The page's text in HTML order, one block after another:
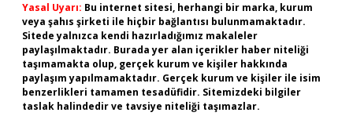
Yasal Uyarı: Bu internet sitesi, herhangi bir marka, kurum
veya şahıs şirketi ile hiçbir bağlantısı bulunmamaktadır.
Sitede yalnızca kendi hazırladığımız makaleler
paylaşılmaktadır. Burada yer alan içerikler haber niteliği
taşımamakta olup, gerçek kurum ve kişiler hakkında
paylaşım yapılmamaktadır. Gerçek kurum ve kişiler ile isim
benzerlikleri tamamen tesadüfidir. Sitemizdeki bilgiler
taslak halindedir ve tavsiye niteliği taşımazlar.